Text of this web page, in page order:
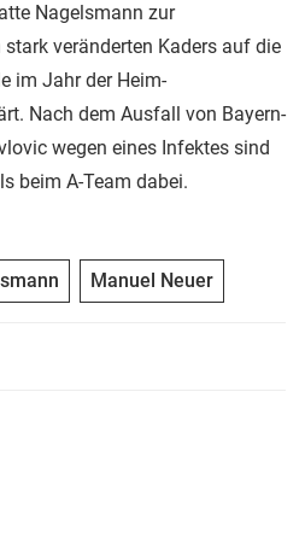
Nagelsmann zur
veränderten Kaders auf die
im Jahr der Heim-
Nach dem Ausfall von Bayern-
wegen eines Infektes sind
beim A-Team dabei.
Manuel Neuer